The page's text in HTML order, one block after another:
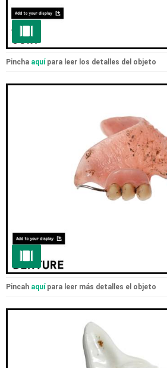
Pincha aquí para leer los detalles del objeto
Pincah aquí para leer más detalles el objeto